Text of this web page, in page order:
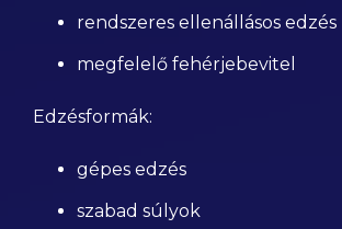
rendszeres ellenállásos edzés
megfelelő fehérjebevitel
Edzésformák:
gépes edzés
szabad súlyok